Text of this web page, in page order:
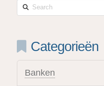
Search
Categorieën
Banken